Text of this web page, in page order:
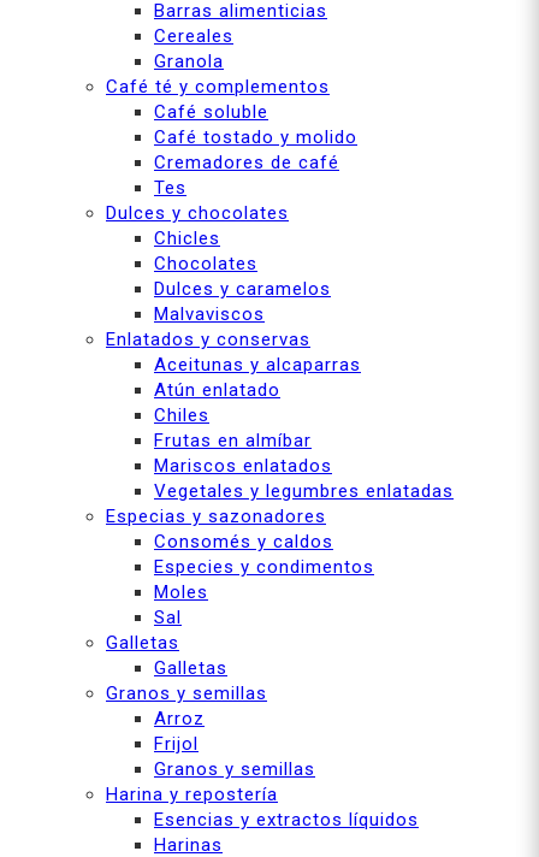
Barras alimenticias
Cereales
Granola
Café té y complementos
Café soluble
Café tostado y molido
Cremadores de café
Tes
Dulces y chocolates
Chicles
Chocolates
Dulces y caramelos
Malvaviscos
Enlatados y conservas
Aceitunas y alcaparras
Atún enlatado
Chiles
Frutas en almíbar
Mariscos enlatados
Vegetales y legumbres enlatadas
Especias y sazonadores
Consomés y caldos
Especies y condimentos
Moles
Sal
Galletas
Galletas
Granos y semillas
Arroz
Frijol
Granos y semillas
Harina y repostería
Esencias y extractos líquidos
Harinas